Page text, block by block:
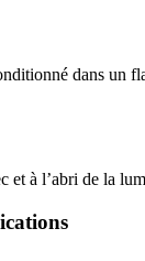
dans un
et à l’abri de la